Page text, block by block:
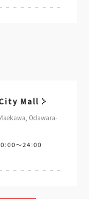
Mall
Odawara-
～24:00